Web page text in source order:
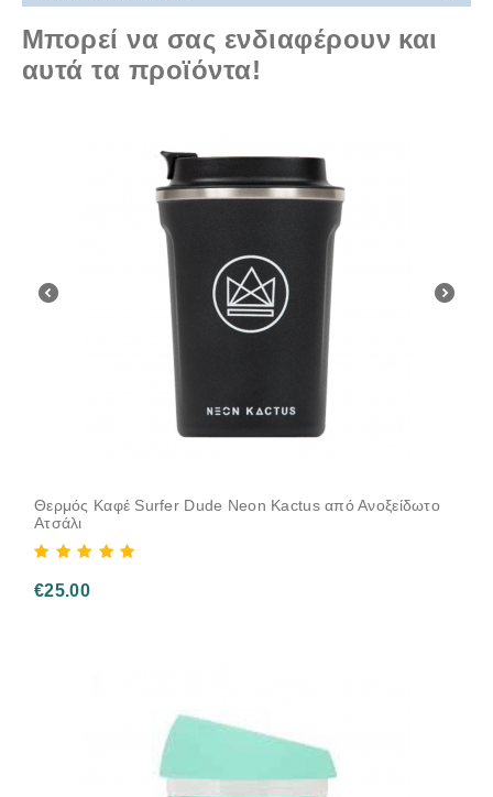
Μπορεί να σας ενδιαφέρουν και
αυτά τα προϊόντα!
Θερμός Καφέ Surfer Dude Neon Kactus από Ανοξείδωτο
Ατσάλι
€25.00